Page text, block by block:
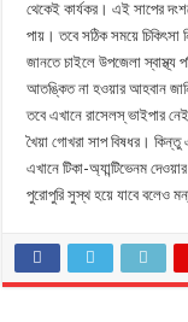
থেকেই কার্যকর। এই সাপের
পায়। তবে সঠিক সময়ে চিকিৎসা
জানতে চাইলে উপজেলা স্বাস্থ্য
আতঙ্কিত না হওয়ার আহবান
তবে এখানে রাসেলস্ ভাইপার
খৈয়া গোখরা সাপ বিষধর। কিন্তু
এখানে টিকা-অ্যান্টিভেনম
পুরোপুরি সুস্থ হয়ে যাবে বলেও